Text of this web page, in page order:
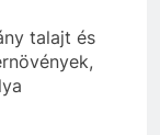
talajt és